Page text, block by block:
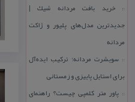
::خرید بافت مردانه شیك |
جدیدترین مدل‌های پلیور و ژاكت
مردانه
:: سویشرت مردانه؛ تركیب ایده‌آل
برای استایل پاییزی و زمستانی
:: پاور متر كلمپی چیست؟ راهنمای